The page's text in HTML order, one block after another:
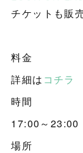
チケットも販
料金
詳細は コチラ
時間
17:00～23:00
場所